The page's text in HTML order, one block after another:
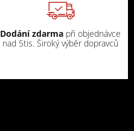
Dodání zdarma při objednávce
nad 5tis. Široký výběr dopravců